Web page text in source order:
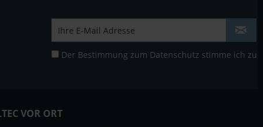
Der Bestimmung zum Datenschutz stimme ich zu
VOR ORT